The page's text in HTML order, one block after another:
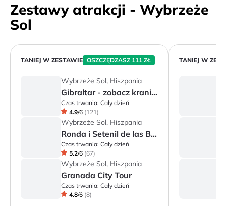
Zestawy atrakcji - Wybrzeże
Sol
TANIEJ W ZESTAWIE OSZCZĘDZASZ 111 ZŁ
Wybrzeże Sol, Hiszpania
Gibraltar - zobacz kraniec Europy (w j. polskim lub czeskim)
Czas trwania: Cały dzień
4.9/6 (121)
Wybrzeże Sol, Hiszpania
Ronda i Setenil de las Bodegas - białe miasteczka Andaluzji
Czas trwania: Cały dzień
5.2/6 (67)
Wybrzeże Sol, Hiszpania
Granada City Tour
Czas trwania: Cały dzień
4.8/6 (8)
TANIEJ W